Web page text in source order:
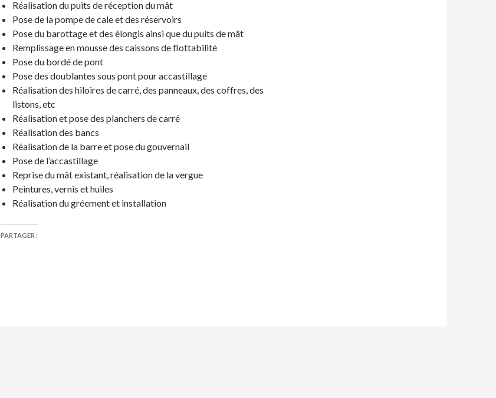
Réalisation du puits de réception du mât
Pose de la pompe de cale et des réservoirs
Pose du barottage et des élongis ainsi que du puits de mât
Remplissage en mousse des caissons de flottabilité
Pose du bordé de pont
Pose des doublantes sous pont pour accastillage
Réalisation des hiloires de carré, des panneaux, des coffres, des
listons, etc
Réalisation et pose des planchers de carré
Réalisation des bancs
Réalisation de la barre et pose du gouvernail
Pose de l’accastillage
Reprise du mât existant, réalisation de la vergue
Peintures, vernis et huiles
Réalisation du gréement et installation
PARTAGER :